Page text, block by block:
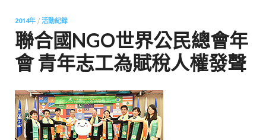
2014年 / 活動紀錄
聯合國NGO世界公民總會年
會 青年志工為賦稅人權發聲